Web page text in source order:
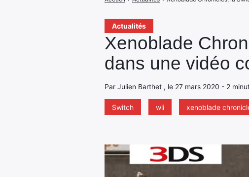
Actualités
Xenoblade
dans une vidéo
Par Julien Barthet , le 27 mars 2020 - 2
Switch wii xenoblade